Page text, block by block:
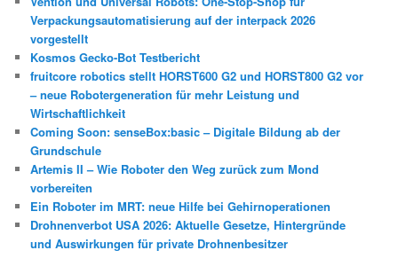
Verpackungsautomatisierung auf der interpack 2026
vorgestellt
Kosmos Gecko-Bot Testbericht
fruitcore robotics stellt HORST600 G2 und HORST800 G2 vor
– neue Robotergeneration für mehr Leistung und
Wirtschaftlichkeit
Coming Soon: senseBox:basic – Digitale Bildung ab der
Grundschule
Artemis II – Wie Roboter den Weg zurück zum Mond
vorbereiten
Ein Roboter im MRT: neue Hilfe bei Gehirnoperationen
Drohnenverbot USA 2026: Aktuelle Gesetze, Hintergründe
und Auswirkungen für private Drohnenbesitzer